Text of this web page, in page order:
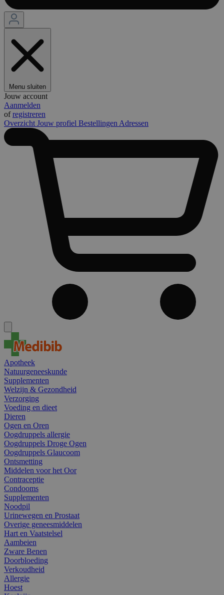
Menu sluiten
Jouw account
Aanmelden
ofregistreren
Overzicht Jouw profiel Bestellingen Adressen
Apotheek
Natuurgeneeskunde
Supplementen
Welzijn & Gezondheid
Verzorging
Voeding en dieet
Dieren
Ogen en Oren
Oogdruppels allergie
Oogdruppels Droge Ogen
Oogdruppels Glaucoom
Ontsmetting
Middelen voor het Oor
Contraceptie
Condooms
Supplementen
Noodpil
Urinewegen en Prostaat
Overige geneesmiddelen
Hart en Vaatstelsel
Aambeien
Zware Benen
Doorbloeding
Verkoudheid
Allergie
Hoest